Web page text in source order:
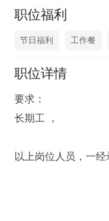
职位福利
节日福利 工作餐
职位详情
要求：
长期工 ，
以上岗位人员，一经